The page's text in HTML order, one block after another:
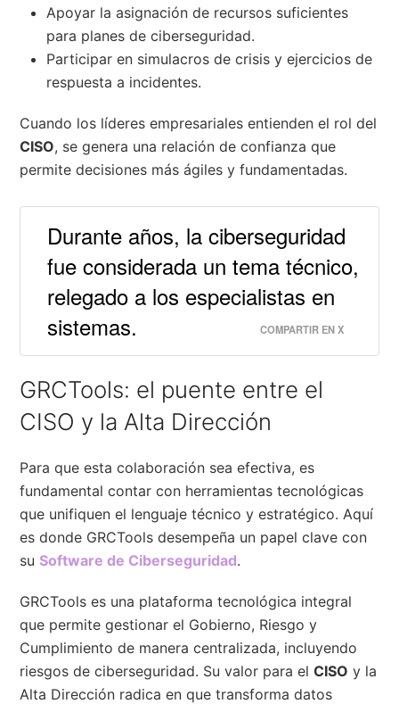
Apoyar la asignación de recursos suficientes
para planes de ciberseguridad.
Participar en simulacros de crisis y ejercicios de
respuesta a incidentes.
Cuando los líderes empresariales entienden el rol del
CISO, se genera una relación de confianza que
permite decisiones más ágiles y fundamentadas.
Durante años, la ciberseguridad
fue considerada un tema técnico,
relegado a los especialistas en
sistemas.
COMPARTIR EN X
GRCTools: el puente entre el
CISO y la Alta Dirección
Para que esta colaboración sea efectiva, es
fundamental contar con herramientas tecnológicas
que unifiquen el lenguaje técnico y estratégico. Aquí
es donde GRCTools desempeña un papel clave con
su Software de Ciberseguridad.
GRCTools es una plataforma tecnológica integral
que permite gestionar el Gobierno, Riesgo y
Cumplimiento de manera centralizada, incluyendo
riesgos de ciberseguridad. Su valor para elCISO y la
Alta Dirección radica en que transforma datos